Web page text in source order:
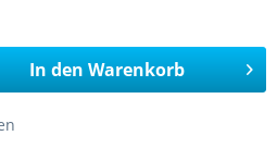
In den Warenkorb